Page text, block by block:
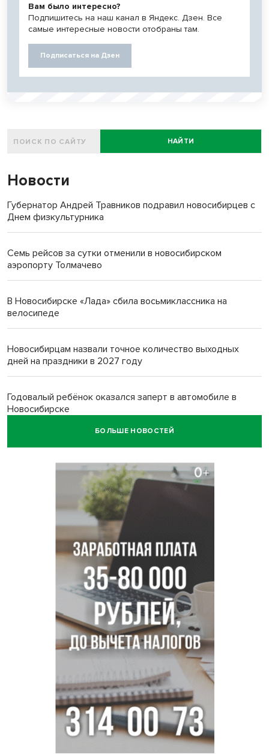
Вам было интересно?
Подпишитесь на наш канал в Яндекс. Дзен. Все
самые интересные новости отобраны там.
Подписаться на Дзен
НАЙТИ
Новости
Губернатор Андрей Травников подравил новосибирцев с
Днем физкультурника
Семь рейсов за сутки отменили в новосибирском
аэропорту Толмачево
В Новосибирске «Лада» сбила восьмиклассника на
велосипеде
Новосибирцам назвали точное количество выходных
дней на праздники в 2027 году
Годовалый ребёнок оказался заперт в автомобиле в
Новосибирске
Всем миром: жители новосибирской деревни помогли
Новосибирцам объяснили новые правила сверхурочной
Новосибирский пенсионер насмерть забил тростью
пьющего сына подруги
Площадь у Монумента Славы в Новосибирске пошла
трещинами сразу после ремонта
БОЛЬШЕ НОВОСТЕЙ